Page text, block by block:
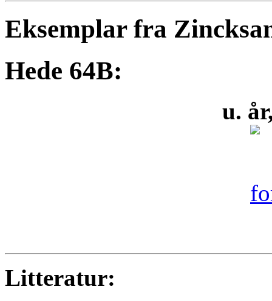
Eksemplar fra
Hede 64B:
u.
Litteratur: